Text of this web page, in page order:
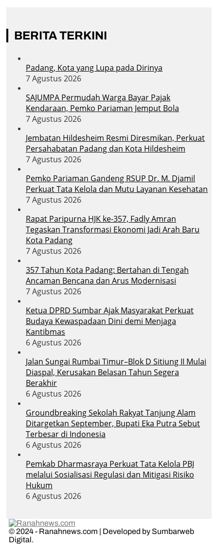
BERITA TERKINI
Padang, Kota yang Lupa pada Dirinya
7 Agustus 2026
SAJUMPA Permudah Warga Bayar Pajak
Kendaraan, Pemko Pariaman Jemput Bola
7 Agustus 2026
Jembatan Hildesheim Resmi Diresmikan, Perkuat
Persahabatan Padang dan Kota Hildesheim
7 Agustus 2026
Pemko Pariaman Gandeng RSUP Dr. M. Djamil
Perkuat Tata Kelola dan Mutu Layanan Kesehatan
7 Agustus 2026
Rapat Paripurna HJK ke-357, Fadly Amran
Tegaskan Transformasi Ekonomi Jadi Arah Baru
Kota Padang
7 Agustus 2026
357 Tahun Kota Padang: Bertahan di Tengah
Ancaman Bencana dan Arus Modernisasi
7 Agustus 2026
Ketua DPRD Sumbar Ajak Masyarakat Perkuat
Budaya Kewaspadaan Dini demi Menjaga
Kantibmas
6 Agustus 2026
Jalan Sungai Rumbai Timur–Blok D Sitiung II Mulai
Diaspal, Kerusakan Belasan Tahun Segera
Berakhir
6 Agustus 2026
Groundbreaking Sekolah Rakyat Tanjung Alam
Ditargetkan September, Bupati Eka Putra Sebut
Terbesar di Indonesia
6 Agustus 2026
Pemkab Dharmasraya Perkuat Tata Kelola PBJ
melalui Sosialisasi Regulasi dan Mitigasi Risiko
Hukum
6 Agustus 2026
© 2024 - Ranahnews.com | Developed by Sumbarweb
Digital.